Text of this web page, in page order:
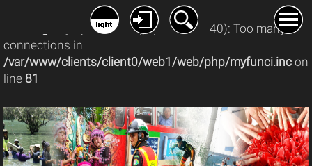
: mysqli_connect(): (08004/1040): Too many
connections in
/var/www/clients/client0/web1/web/php/myfunci.inc on
line 81